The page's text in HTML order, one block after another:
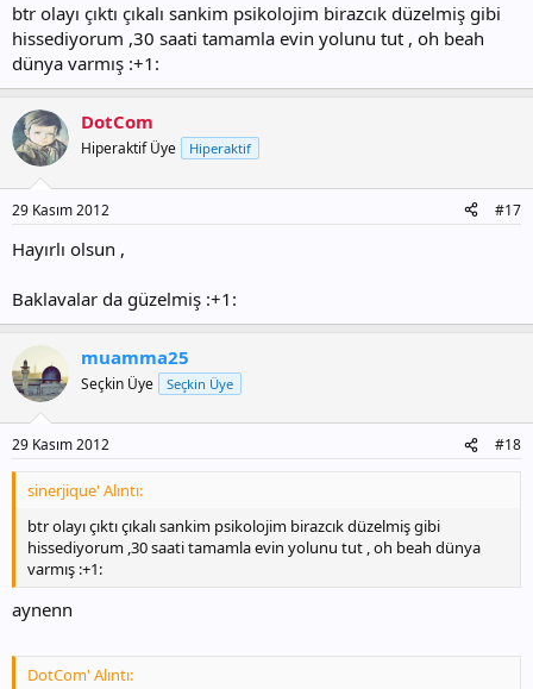
btr olayı çıktı çıkalı sankim psikolojim birazcık düzelmiş gibi
hissediyorum ,30 saati tamamla evin yolunu tut , oh beah
dünya varmış :+1:
DotCom
Hiperaktif Üye Hiperaktif
29 Kasım 2012 #17
Hayırlı olsun ,
Baklavalar da güzelmiş :+1:
muamma25
Seçkin Üye Seçkin Üye
29 Kasım 2012 #18
sinerjique' Alıntı:
btr olayı çıktı çıkalı sankim psikolojim birazcık düzelmiş gibi
hissediyorum ,30 saati tamamla evin yolunu tut , oh beah dünya
varmış :+1:
aynenn
DotCom' Alıntı: